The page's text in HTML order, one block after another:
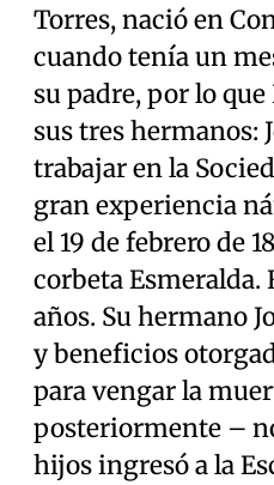
Torres, nació en
cuando tenía un
su padre, por lo
sus tres hermanos:
trabajar en la
gran experiencia
el 19 de febrero de
corbeta Esmeralda.
años. Su hermano
y beneficios
para vengar la
posteriormente –
hijos ingresó a la